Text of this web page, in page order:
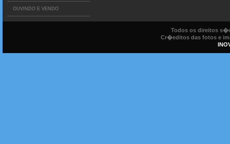
OUVINDO E VENDO
Todos os direitos
Cr�editos das fotos e